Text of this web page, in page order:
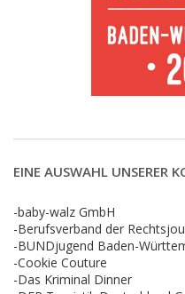
EINE AUSWAHL UNSERER
-baby-walz GmbH
-Berufsverband der
-BUNDjugend Baden-
-Cookie Couture
-Das Kriminal Dinner